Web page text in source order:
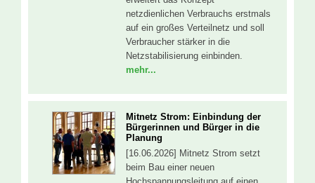
netzdienlichen Verbrauchs erstmals
auf ein großes Verteilnetz und soll
Verbraucher stärker in die
Netzstabilisierung einbinden.
mehr...
Mitnetz Strom: Einbindung der
Bürgerinnen und Bürger in die
Planung
[16.06.2026] Mitnetz Strom setzt
beim Bau einer neuen